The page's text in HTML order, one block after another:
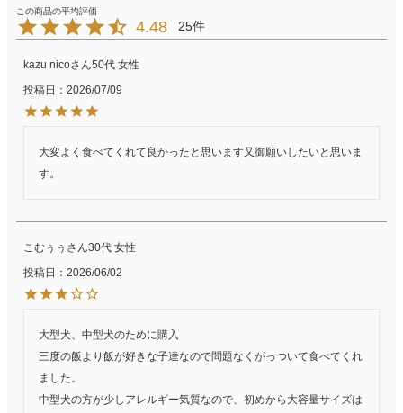
4.48 25
kazu nico 50代 女性
投稿日
2026/07/09
大変よく食べてくれて良かったと思います又御願いしたいと思いま
す。
こむぅぅ 30代 女性
投稿日
2026/06/02
大型犬、中型犬のために購入
三度の飯より飯が好きな子達なので問題なくがっついて食べてくれ
ました。
中型犬の方が少しアレルギー気質なので、初めから大容量サイズは